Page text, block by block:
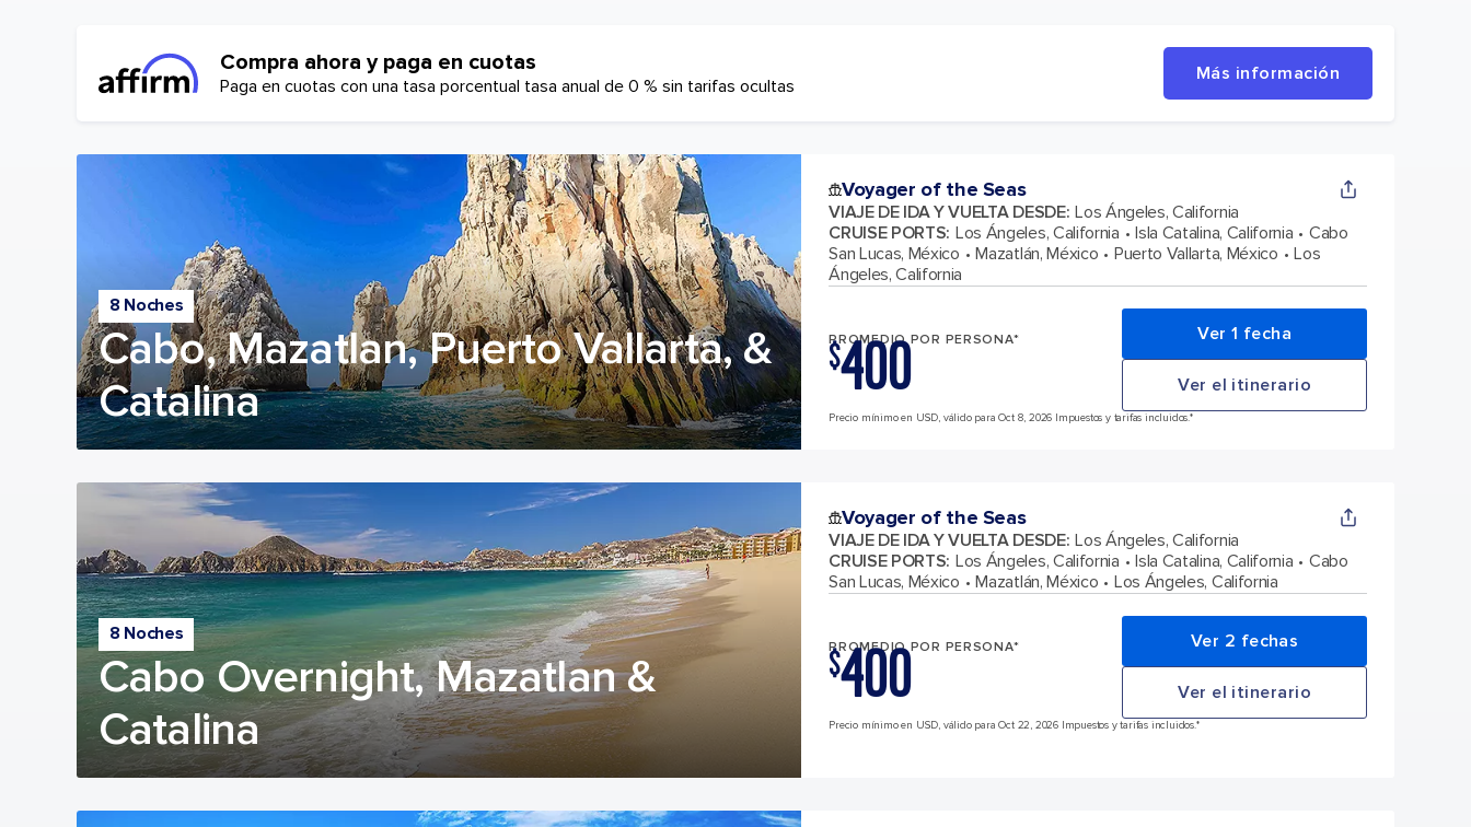
Compra ahora y paga en cuotas
Paga en cuotas con una tasa porcentual tasa anual de 0 % sin tarifas ocultas
Más información
8 Noches
Cabo, Mazatlan, Puerto Vallarta, &
Catalina
Voyager of the Seas
VIAJE DE IDA Y VUELTA DESDE: Los Ángeles, California
CRUISE PORTS: Los Ángeles, California Isla Catalina, California
Cabo
San Lucas, México
Mazatlán, México Puerto Vallarta, México
Los
Ángeles, California
PROMEDIO POR PERSONA*
$400 Ver 1 fecha
Ver el itinerario
Precio mínimo en USD, válido para Oct 8, 2026 Impuestos y tarifas incluidos.*
8 Noches
Cabo Overnight, Mazatlan &
Catalina
Voyager of the Seas
VIAJE DE IDA Y VUELTA DESDE: Los Ángeles, California
CRUISE PORTS: Los Ángeles, California Isla Catalina, California
Cabo
San Lucas, México
Mazatlán, México Los Ángeles, California
PROMEDIO POR PERSONA*
$400 Ver 2 fechas
Ver el itinerario
Precio mínimo en USD, válido para Oct 22, 2026 Impuestos y tarifas incluidos.*